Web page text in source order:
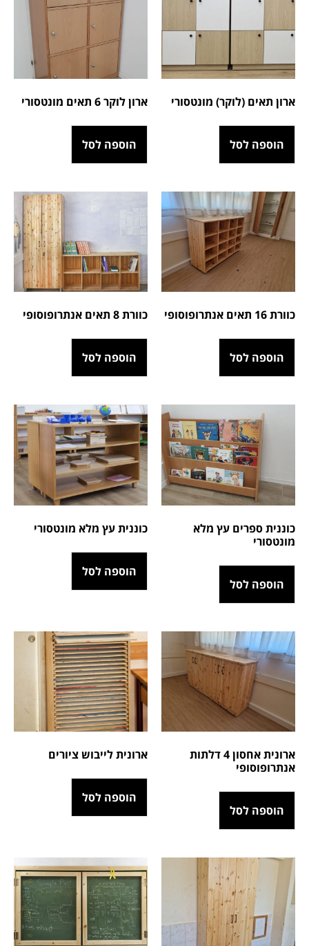
ארון תאים (לוקר) מונטסורי
הוספה לסל
ארון לוקר 6 תאים מונטסורי
הוספה לסל
כוורת 16 תאים אנתרופוסופי
הוספה לסל
כוורת 8 תאים אנתרופוסופי
הוספה לסל
כוננית ספרים עץ מלא
מונטסורי
הוספה לסל
כוננית עץ מלא מונטסורי
הוספה לסל
ארונית אחסון 4 דלתות
אנתרופוסופי
הוספה לסל
ארונית לייבוש ציורים
הוספה לסל